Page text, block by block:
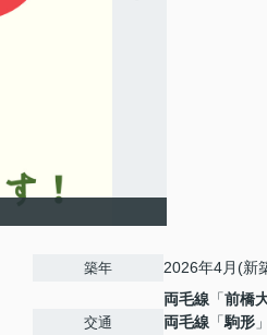
築年 2026年4月(新
交通
両毛線 「前橋
両毛線 「駒形